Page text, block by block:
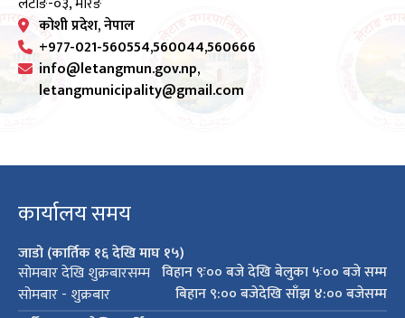
कोशी प्रदेश, नेपाल
+977-021-560554,560044,560666
info@letangmun.gov.np,
letangmunicipality@gmail.com
कार्यालय समय
जाडो (कार्तिक १६ देखि माघ १५)
सोमबार देखि शुक्रबारसम्म विहान ९ः०० बजे देखि बेलुका ५ः०० बजे सम्म
सोमबार - शुक्रबार
बिहान ९:०० बजेदेखि साँझ ४:०० बजेसम्म